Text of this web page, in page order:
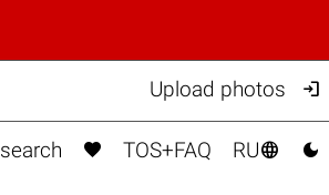
Upload photos 
search  TOS+FAQ RU 